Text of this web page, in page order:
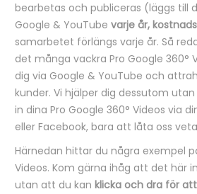
bearbetas och publiceras (läggs till
Google & YouTube varje år,
samarbetet förlängs varje år. Så
det många vackra Pro Google 360°
dig via Google & YouTube och
kunder. Vi hjälper dig dessutom
in dina Pro Google 360° Videos via
eller Facebook, bara att låta oss
Härnedan hittar du några exempel
Videos. Kom gärna ihåg att det här
utan att du kan klicka och dra för